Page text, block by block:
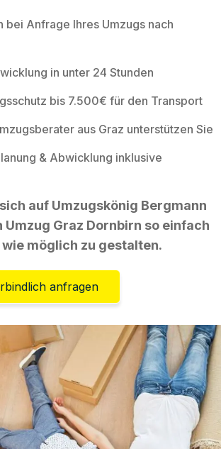
bei Anfrage Ihres Umzugs nach
in unter 24 Stunden
bis 7.500€ für den Transport
aus Graz unterstützen Sie
& Abwicklung inklusive
auf Umzugskönig Bergmann
Umzug Graz Dornbirn so einfach
möglich zu gestalten.
anfragen